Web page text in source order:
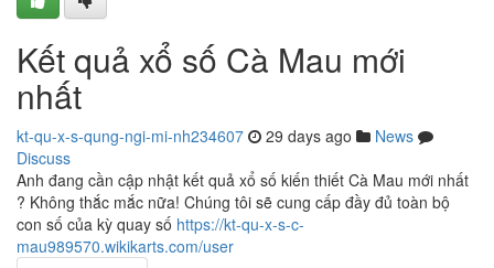
Kết quả xổ số Cà Mau mới
nhất
kt-qu-x-s-qung-ngi-mi-nh234607 29 days ago
News
Discuss
Anh đang cần cập nhật kết quả xổ số kiến thiết Cà Mau mới nhất
? Không thắc mắc nữa! Chúng tôi sẽ cung cấp đầy đủ toàn bộ
con số của kỳ quay số https://kt-qu-x-s-c-
mau989570.wikikarts.com/user